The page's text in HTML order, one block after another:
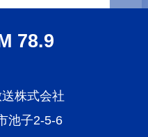
78.9
株式会社
池子2-5-6